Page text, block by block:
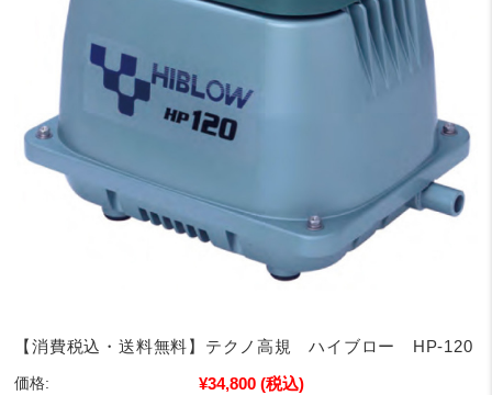
【消費税込・送料無料】テクノ高規 ハイブロー HP-120
価格: ¥34,800 (税込)